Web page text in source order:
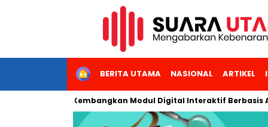
HOMEBERITA UTAMA NASIONAL ARTIKEL
Jakarta Kembangkan Modul Digital Interaktif Berbasis AI